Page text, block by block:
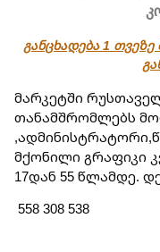
განცხადება 1 თვეზე
მარკეტში
თანამშრომლებს
მქონილი გრაფიკი
17დან 55 წლამდე.
558 308 538